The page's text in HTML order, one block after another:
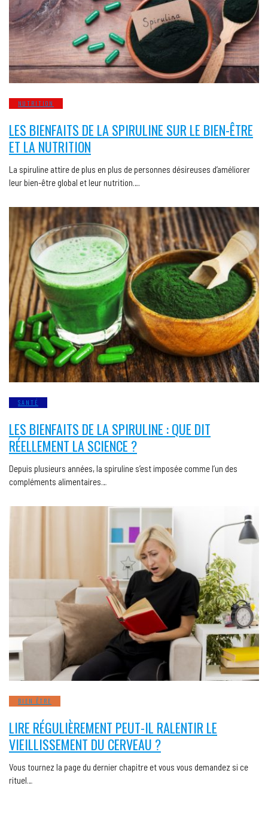
NUTRITION
LES BIENFAITS DE LA SPIRULINE SUR LE BIEN-ÊTRE
ET LA NUTRITION
La spiruline attire de plus en plus de personnes désireuses d’améliorer
leur bien-être global et leur nutrition….
SANTÉ
LES BIENFAITS DE LA SPIRULINE : QUE DIT
RÉELLEMENT LA SCIENCE ?
Depuis plusieurs années, la spiruline s’est imposée comme l’un des
compléments alimentaires…
BIEN ÊTRE
LIRE RÉGULIÈREMENT PEUT-IL RALENTIR LE
VIEILLISSEMENT DU CERVEAU ?
Vous tournez la page du dernier chapitre et vous vous demandez si ce
rituel…